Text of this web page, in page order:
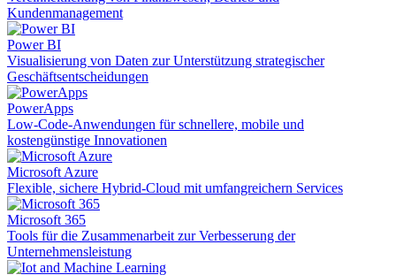
Kundenmanagement
Power BI
Visualisierung von Daten zur Unterstützung strategischer
Geschäftsentscheidungen
PowerApps
Low-Code-Anwendungen für schnellere, mobile und
kostengünstige Innovationen
Microsoft Azure
Flexible, sichere Hybrid-Cloud mit umfangreichern Services
Microsoft 365
Tools für die Zusammenarbeit zur Verbesserung der
Unternehmensleistung